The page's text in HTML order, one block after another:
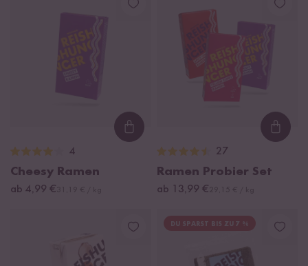
Loading...
4
Cheesy Ramen
ab 4,99 €
27
Ramen Probier Set
ab 13,99 €
DU SPARST BIS ZU 7 %